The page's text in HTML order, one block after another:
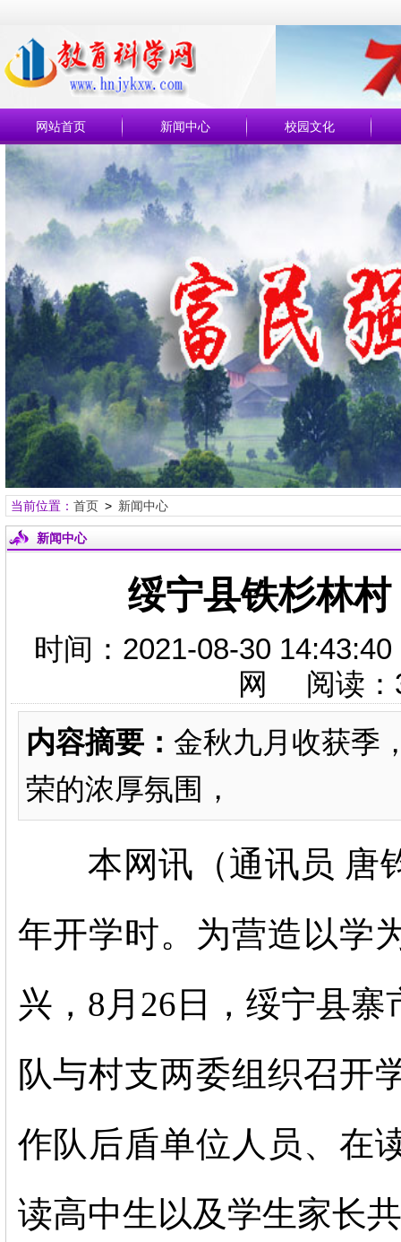
网站首页 新闻中心 校园文化
当前位置： 首页> 新闻中心
新闻中心
绥宁县铁杉林
时间：2021-08-30
网 阅读：
内容摘要： 金秋九月收获季
荣的浓厚氛围，
本网讯 （通讯员 唐
年开学时。为营造以学
兴， 8月26日，绥宁县
队与村支两委组织召开
作队后盾单位人员、在
读高中生以及学生家长